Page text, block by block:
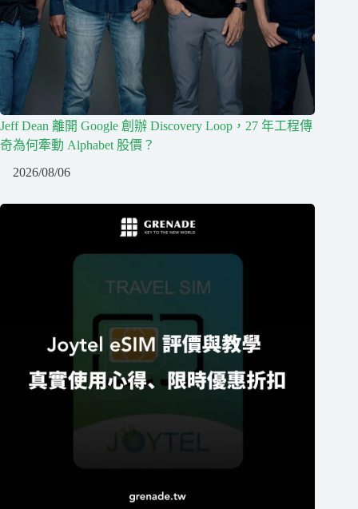
Jeff Dean 離開 Google 創辦 Discovery Loop，27 年工程傳
奇為何牽動 Alphabet 股價？
2026/08/06